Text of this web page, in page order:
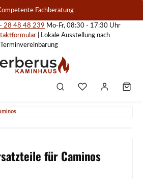
Fachberatung
28 48 48 239 Mo-Fr, 08:30 - 17:30 Uhr
| Lokale Ausstellung nach
Terminvereinbarung
für Caminos